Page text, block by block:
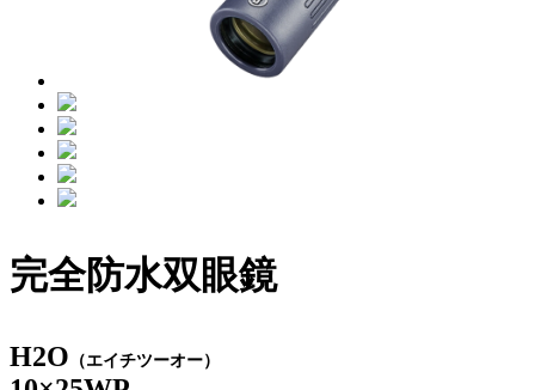
完全防水双眼鏡
H2O （エイチツーオー）